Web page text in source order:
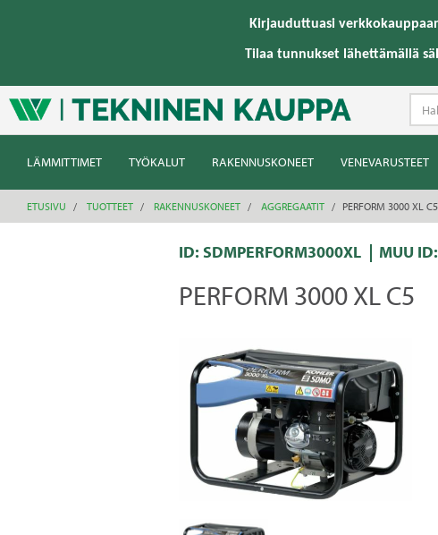
Kirjauduttuasi
Tilaa tunnukset lähettämällä
LÄMMITTIMET TYÖKALUT RAKENNUSKONEET VENEVARUSTEET
ETUSIVU TUOTTEET RAKENNUSKONEET AGGREGAATIT PERFORM 3000 XL C5
ID: SDMPERFORM3000XL MUU ID:
PERFORM 3000 XL C5